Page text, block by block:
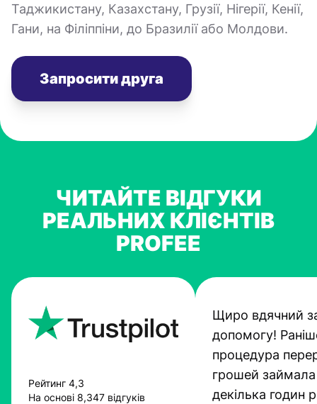
Таджикистану, Казахстану, Грузії, Нігерії, Кенії,
Гани, на Філіппіни, до Бразилії або Молдови.
Запросити друга
ЧИТАЙТЕ ВІДГУКИ
РЕАЛЬНИХ КЛІЄНТІВ
PROFEE
Рейтинг 4,3
На основі 8,347 відгуків
Щиро вдячний
допомогу!
процедура
грошей займала
декілька годин